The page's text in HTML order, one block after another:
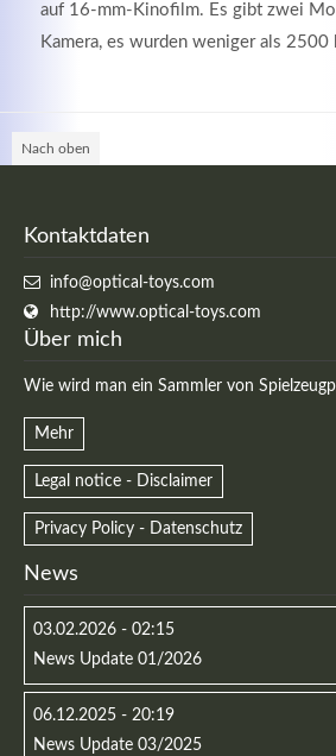
auf 16-mm-Kinofilm. Es gibt zwei
Kamera, es wurden weniger als 2500
Nach oben
Kontaktdaten
info@optical-toys.com
http://www.optical-toys.com
Über mich
Wie wird man ein Sammler von
Mehr
Legal notice - Disclaimer
Privacy Policy - Datenschutz
News
03.02.2026 - 02:15
News Update 01/2026
06.12.2025 - 20:19
News Update 03/2025
Modern &
MEHR INFOS
Herbert
info@optical-toys.com
http://www.optical-toys.com
Login
Passwort